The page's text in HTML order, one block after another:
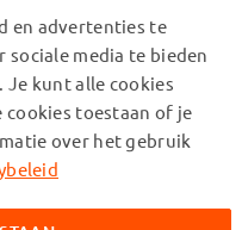
verzendkosten.
handelsmerken de
over onze
en advertenties te
media te bieden
Je kunt alle cookies
cookies toestaan of je
over het gebruik